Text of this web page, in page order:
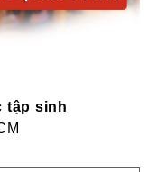
tập sinh